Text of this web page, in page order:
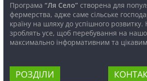
Програма “Ля Село”створена для
фермерства, адже саме сільське
країну на шляху до успішного розвитку.
зроблять усе, щоб перебування на
максимально інформативним та
РОЗДІЛИ